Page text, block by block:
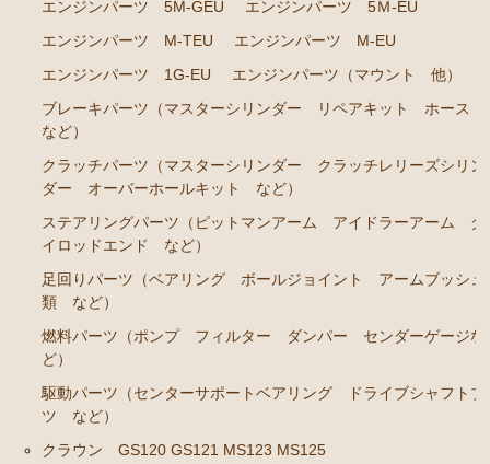
燃料パーツ（ポンプ フィルター など）
駆動パーツ（センターサポートベアリング ドライブ
シャフトブーツ など）
MR2 AW11
キャップ ローター センサー など）
冷却パーツ（ポンプ サーモスタット ファン ファ
ンカップリング ホース類 など）
ブレーキパーツ（マスターシリンダー リペアキッ
ト ホース など）
クラッチパーツ（マスターシリンダー クラッチレリ
ーズシリンダー オーバーホールキット など）
ステアリングパーツ（各種リペアキット ラックブー
ツ ラックエンド タイロッドエンド など）
燃料パーツ（ポンプ フィルター ダンパー センダ
エンジンパーツ 5M-GEU
エンジンパーツ 5Ｍ-EU
エンジンパーツ M-TEU
エンジンパーツ M-EU
エンジンパーツ 1G-EU
エンジンパーツ（マウント 他）
ブレーキパーツ（マスターシリンダー リペアキット ホース
など）
クラッチパーツ（マスターシリンダー クラッチレリーズシリン
ダー オーバーホールキット など）
ステアリングパーツ（ピットマンアーム アイドラーアーム タ
イロッドエンド など）
足回りパーツ（ベアリング ボールジョイント アームブッシュ
類 など）
燃料パーツ（ポンプ フィルター ダンパー センダーゲージな
ど）
駆動パーツ（センターサポートベアリング ドライブシャフトブ
ツ など）
クラウン GS120 GS121 MS123 MS125